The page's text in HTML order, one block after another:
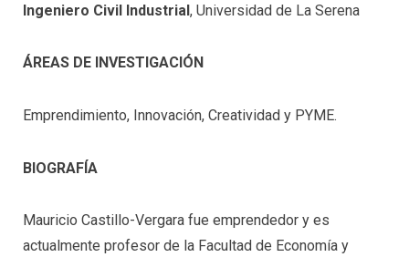
Ingeniero Civil Industrial, Universidad de La Serena
ÁREAS DE INVESTIGACIÓN
Emprendimiento, Innovación, Creatividad y PYME.
BIOGRAFÍA
Mauricio Castillo-Vergara fue emprendedor y es
actualmente profesor de la Facultad de Economía y